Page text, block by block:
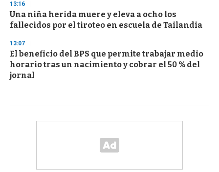
13:16
Una niña herida muere y eleva a ocho los
fallecidos por el tiroteo en escuela de Tailandia
13:07
El beneficio del BPS que permite trabajar medio
horario tras un nacimiento y cobrar el 50 % del
jornal